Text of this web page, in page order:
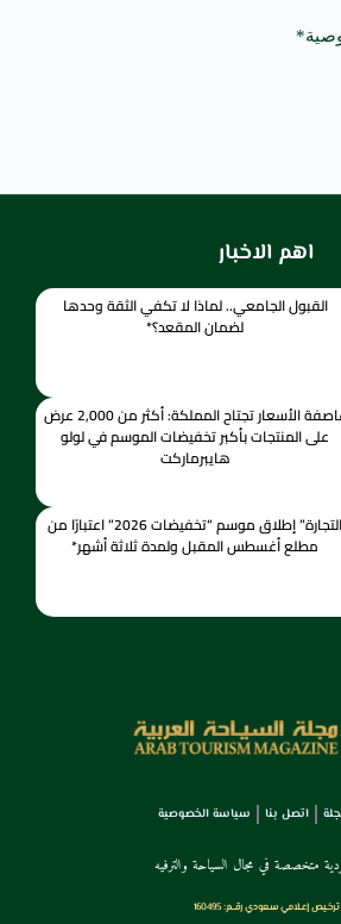
*
اهم الاخبار
القبول الجامعي.. لماذا لا تكفي الثقة وحدها
لضمان المقعد؟*
عاصفة الأسعار تجتاح المملكة: أكثر من 2,000 عرض
على المنتجات بأكبر تخفيضات الموسم في لولو
هايبرماركت
التجارة” إطلاق موسم “تخفيضات 2026” اعتبارًا من
مطلع أغسطس المقبل ولمدة ثلاثة أشهر*
اتصل بنا سياسة الخصوصية
متخصصة في مجال السياحة والترفيه
ترخـيص إعـلامي سـعودي رقــم: 160495